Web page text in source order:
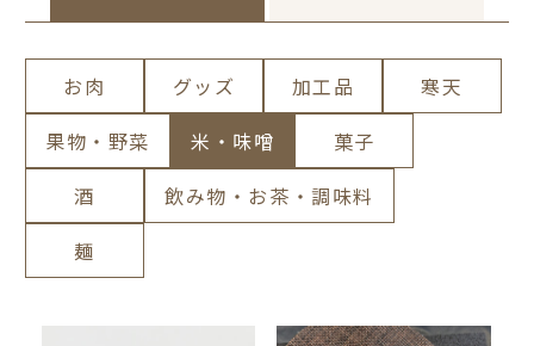
お肉 グッズ 加工品
寒天
果物・野菜
米・味噌
菓子
酒
飲み物・お茶・調味料
麺